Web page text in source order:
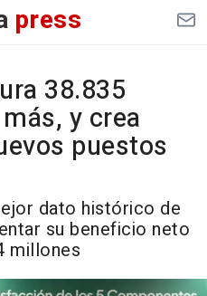
press
38.835
y crea
puestos
dato histórico de
su beneficio neto
millones